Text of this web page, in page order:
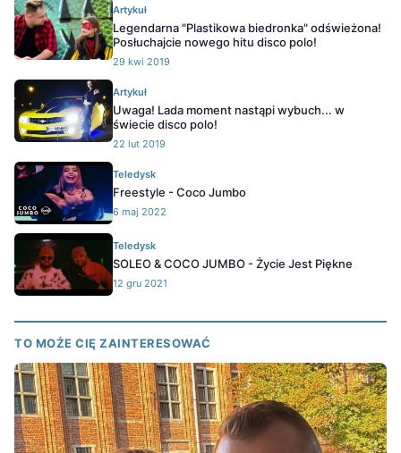
Artykuł
Legendarna "Plastikowa biedronka" odświeżona!
Posłuchajcie nowego hitu disco polo!
29 kwi 2019
Artykuł
Uwaga! Lada moment nastąpi wybuch... w
świecie disco polo!
22 lut 2019
Teledysk
Freestyle - Coco Jumbo
6 maj 2022
Teledysk
SOLEO & COCO JUMBO - Życie Jest Piękne
12 gru 2021
TO MOŻE CIĘ ZAINTERESOWAĆ